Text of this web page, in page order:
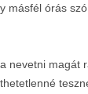
másfél órás
nevetni magát